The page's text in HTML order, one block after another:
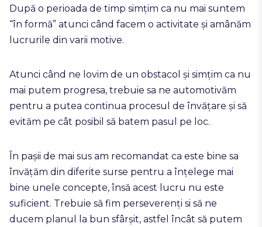
După o perioada de timp simțim ca nu mai suntem
“în formă” atunci când facem o activitate și amânăm
lucrurile din varii motive.
Atunci când ne lovim de un obstacol și simțim ca nu
mai putem progresa, trebuie sa ne automotivăm
pentru a putea continua procesul de învățare și să
evităm pe cât posibil să batem pasul pe loc.
În pașii de mai sus am recomandat ca este bine sa
învățăm din diferite surse pentru a înțelege mai
bine unele concepte, însă acest lucru nu este
suficient. Trebuie să fim perseverenți si să ne
ducem planul la bun sfârșit, astfel încât să putem